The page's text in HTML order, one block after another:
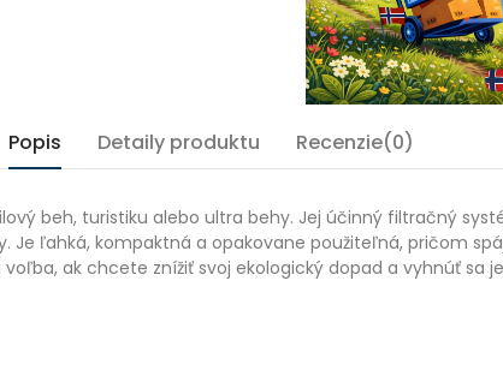
Popis Detaily produktu Recenzie(0)
beh, turistiku alebo ultra behy. Jej účinný filtračný
ľahká, kompaktná a opakovane použiteľná, pričom
ak chcete znížiť svoj ekologický dopad a vyhnúť sa